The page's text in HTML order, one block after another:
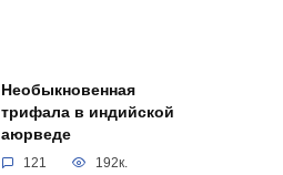
Необыкновенная
трифала в индийской
аюрведе
121 192к.